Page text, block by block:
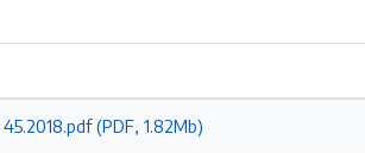
(PDF, 1.82Mb)